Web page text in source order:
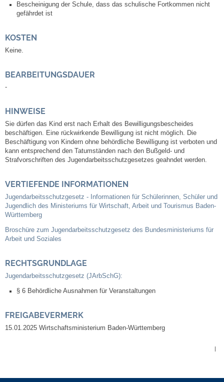
Musikschule
Neuapostolische Kirche
Hallen & Säle
Gemeindehalle
Sporthalle Greuth
Schulturnhalle
Hallen- und Raumreservierung
Soziale Einrichtungen
Bescheinigung der Schule, dass das schulische Fortkommen nicht
gefährdet ist
KOSTEN
Keine.
BEARBEITUNGSDAUER
-
HINWEISE
Sie dürfen das Kind erst nach Erhalt des Bewilligungsbescheides
beschäftigen. Eine rückwirkende Bewilligung ist nicht möglich. Die
Beschäftigung von Kindern ohne behördliche Bewilligung ist verboten und
kann entsprechend den Tatumständen nach den Bußgeld- und
Strafvorschriften des Jugendarbeitsschutzgesetzes geahndet werden.
VERTIEFENDE INFORMATIONEN
Jugendarbeitsschutzgesetz - Informationen für Schülerinnen, Schüler und
Jugendlich des Ministeriums für Wirtschaft, Arbeit und Tourismus Baden-
Württemberg
Broschüre zum Jugendarbeitsschutzgesetz des Bundesministeriums für
Arbeit und Soziales
RECHTSGRUNDLAGE
Jugendarbeitsschutzgesetz (JArbSchG):
§ 6 Behördliche Ausnahmen für Veranstaltungen
FREIGABEVERMERK
15.01.2025 Wirtschaftsministerium Baden-Württemberg
|